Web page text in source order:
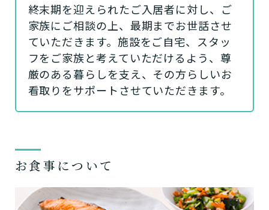
終末期を迎えられたご入居者に対し、ご
家族にご相談の上、最期までお世話させ
ていただきます。施設をご自宅、スタッ
フをご家族と考えていただけるよう、尊
厳のある暮らしを支え、その方らしいお
看取りをサポートさせていただきます。
お食事について